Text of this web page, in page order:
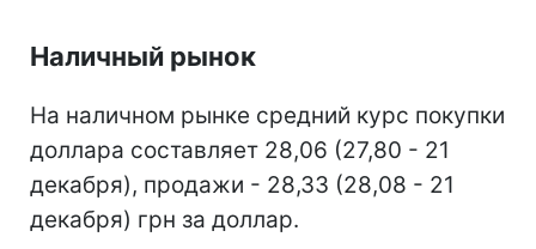
Наличный рынок
На наличном рынке средний курс покупки
доллара составляет 28,06 (27,80 - 21
декабря), продажи - 28,33 (28,08 - 21
декабря) грн за доллар.